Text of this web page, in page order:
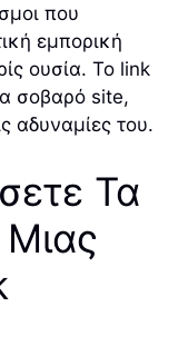
που
εμπορική
ουσία. Το link
σοβαρό site,
αδυναμίες του.
Τα